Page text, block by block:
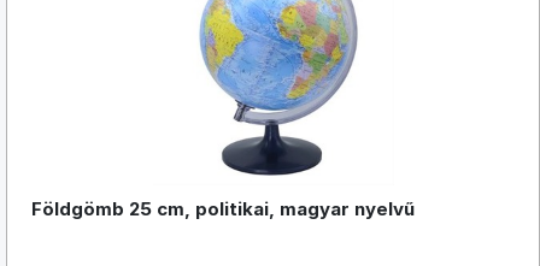
Földgömb 25 cm, politikai, magyar nyelvű